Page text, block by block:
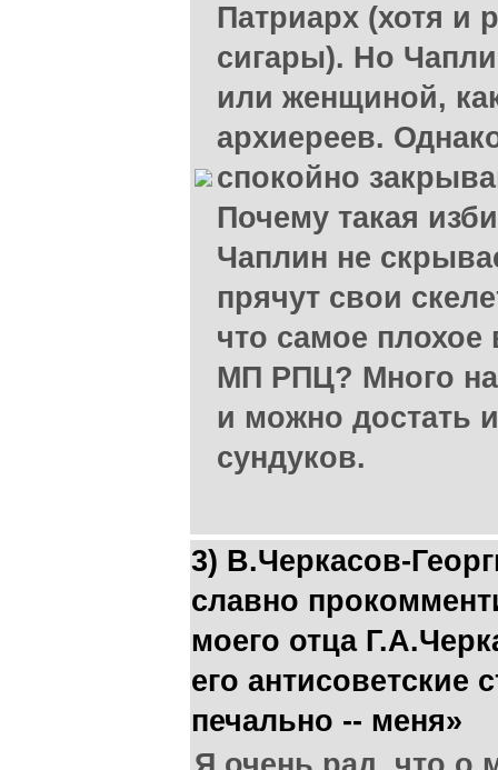
Патриарх (хотя и
сигары). Но
или женщиной,
архиереев.
спокойно
Почему такая
Чаплин не
прячут свои
что самое
МП РПЦ? Много
и можно достать
сундуков.
3) В.Черкасов-
славно
моего отца
его антисоветские
печально -- меня»